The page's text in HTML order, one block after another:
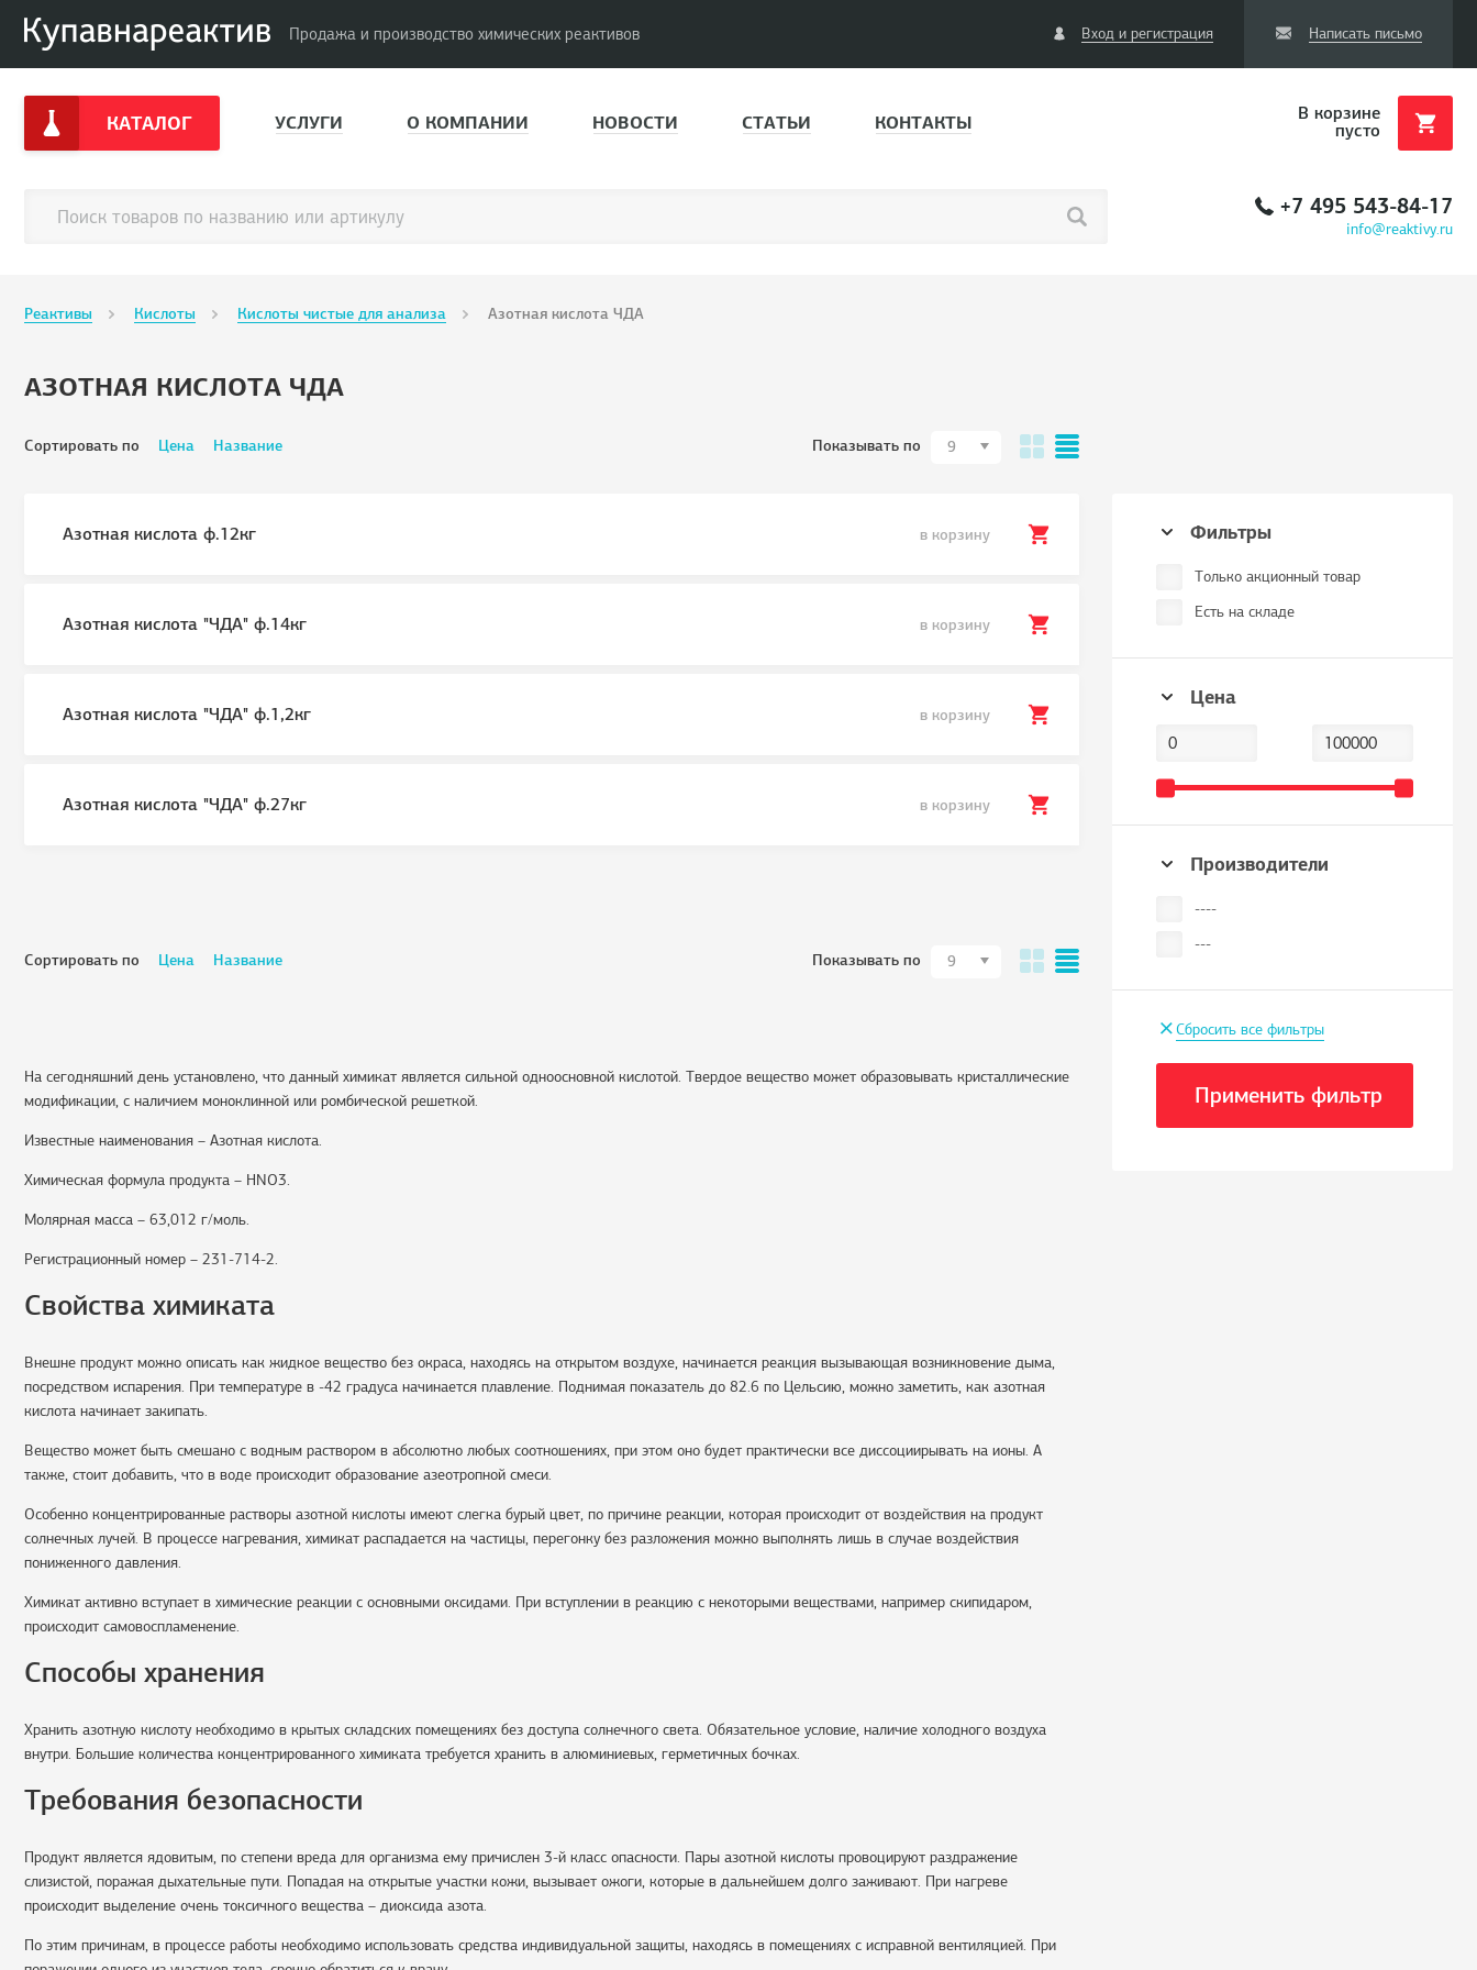
Продажа и производство химических реактивов Написать письмо
Вход и регистрация
КАТАЛОГ УСЛУГИ О КОМПАНИИ НОВОСТИ СТАТЬИ КОНТАКТЫ
В корзине
пусто
+7 495 543-84-17
info@reaktivy.ru
Реактивы Кислоты Кислоты чистые для анализа Азотная кислота ЧДА
АЗОТНАЯ КИСЛОТА ЧДА
Сортировать по Цена Название Показывать по 9
Азотная кислота ф.12кг в корзину
Азотная кислота "ЧДА" ф.14кг в корзину
Азотная кислота "ЧДА" ф.1,2кг в корзину
Азотная кислота "ЧДА" ф.27кг в корзину
Сортировать по Цена Название Показывать по 9
На сегодняшний день установлено, что данный химикат является сильной одноосновной кислотой. Твердое вещество может образовывать кристаллические
модификации, с наличием моноклинной или ромбической решеткой.
Известные наименования – Азотная кислота.
Химическая формула продукта – HNO3.
Молярная масса – 63,012 г/моль.
Регистрационный номер – 231-714-2.
Свойства химиката
Внешне продукт можно описать как жидкое вещество без окраса, находясь на открытом воздухе, начинается реакция вызывающая возникновение дыма,
посредством испарения. При температуре в -42 градуса начинается плавление. Поднимая показатель до 82.6 по Цельсию, можно заметить, как азотная
кислота начинает закипать.
Вещество может быть смешано с водным раствором в абсолютно любых соотношениях, при этом оно будет практически все диссоциирывать на ионы. А
также, стоит добавить, что в воде происходит образование азеотропной смеси.
Особенно концентрированные растворы азотной кислоты имеют слегка бурый цвет, по причине реакции, которая происходит от воздействия на продукт
солнечных лучей. В процессе нагревания, химикат распадается на частицы, перегонку без разложения можно выполнять лишь в случае воздействия
пониженного давления.
Химикат активно вступает в химические реакции с основными оксидами. При вступлении в реакцию с некоторыми веществами, например скипидаром,
происходит самовоспламенение.
Способы хранения
Хранить азотную кислоту необходимо в крытых складских помещениях без доступа солнечного света. Обязательное условие, наличие холодного воздуха
внутри. Большие количества концентрированного химиката требуется хранить в алюминиевых, герметичных бочках.
Требования безопасности
Продукт является ядовитым, по степени вреда для организма ему причислен 3-й класс опасности. Пары азотной кислоты провоцируют раздражение
слизистой, поражая дыхательные пути. Попадая на открытые участки кожи, вызывает ожоги, которые в дальнейшем долго заживают. При нагреве
происходит выделение очень токсичного вещества – диоксида азота.
По этим причинам, в процессе работы необходимо использовать средства индивидуальной защиты, находясь в помещениях с исправной вентиляцией. При
Фильтры
Только акционный товар
Есть на складе
Цена
Производители
----
---
+Сбросить все фильтры
Применить фильтр